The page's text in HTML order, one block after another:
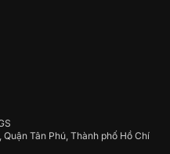
Tân Phú, Thành phố Hồ Chí